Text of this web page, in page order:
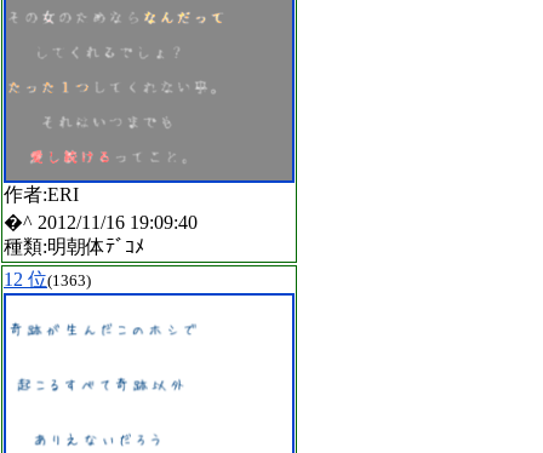
作者:ERI
�^ 2012/11/16 19:09:40
種類:明朝体ﾃﾞｺﾒ
12 位(1363)